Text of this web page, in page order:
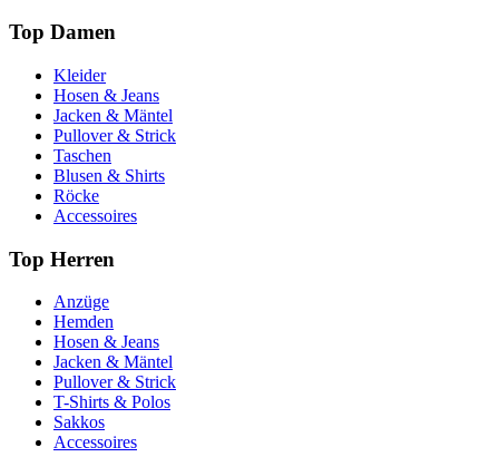
Top Damen
Kleider
Hosen & Jeans
Jacken & Mäntel
Pullover & Strick
Taschen
Blusen & Shirts
Röcke
Accessoires
Top Herren
Anzüge
Hemden
Hosen & Jeans
Jacken & Mäntel
Pullover & Strick
T-Shirts & Polos
Sakkos
Accessoires